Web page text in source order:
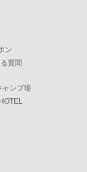
ン
質問
ャンプ場